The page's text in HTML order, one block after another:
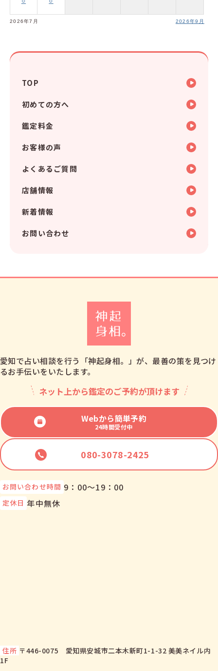
2026年7月 2026年9月
TOP
初めての方へ
鑑定料金
お客様の声
よくあるご質問
店舗情報
新着情報
お問い合わせ
愛知で占い相談を行う「神起身相。」が、最善の策を見つけ
るお手伝いをいたします。
ネット上から鑑定のご予約が頂けます
Webから簡単予約
24時間受付中
080-3078-2425
お問い合わせ時間 9：00～19：00
定休日 年中無休
住所 〒446-0075 愛知県安城市二本木新町1-1-32 美美ネイル内
1F